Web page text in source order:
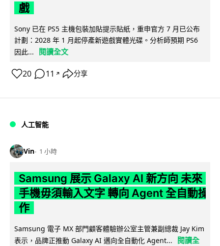
戲
Sony 已在 PS5 主機包裝加貼提示貼紙，重申官方 7 月已公布
計劃：2028 年 1 月起停產新遊戲實體光碟。分析師預期 PS6
因此...
閱讀全文
20 11 ↗ 分享
人工智能
Vin 1 小時
Samsung 展示 Galaxy AI 新方向 未來
手機毋須輸入文字 轉向 Agent 全自動操
作
Samsung 電子 MX 部門顧客體驗辦公室主管兼副總裁 Jay Kim
表示，品牌正推動 Galaxy AI 邁向全自動化 Agent...
閱讀全